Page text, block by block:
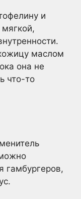
и
мягкой,
маслом
она не
что-то
гамбургеров,